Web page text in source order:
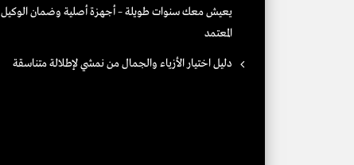
يعيش معك سنوات طويلة – أجهزة أصلية وضمان الوكيل
المعتمد
دليل اختيار الأزياء والجمال من نمشي لإطلالة متناسقة